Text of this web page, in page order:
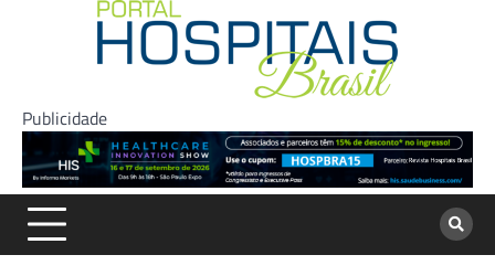
Publicidade